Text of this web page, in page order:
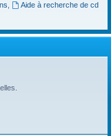
Aide à recherche de cd